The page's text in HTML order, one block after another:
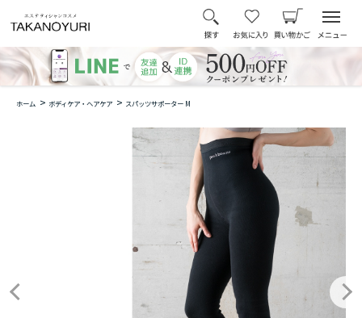
ホーム > ボディケア・ヘアケア > スパッツサポーター M